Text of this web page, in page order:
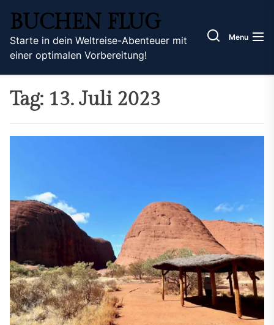
the
content
BUCHEN FLUG
Starte in dein Weltreise-Abenteuer mit
einer optimalen Vorbereitung!
Menu
Tag: 13. Juli 2023